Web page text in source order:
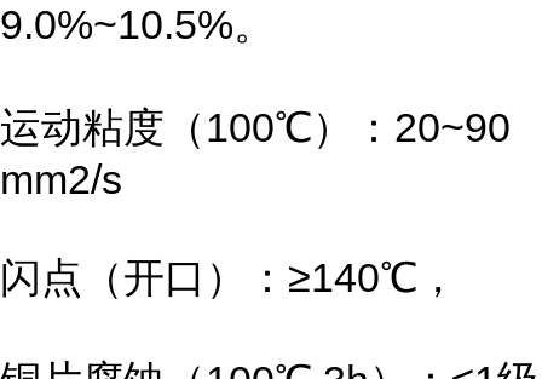
9.0%~10.5%。
运动粘度（100℃）：20~90
mm2/s
闪点（开口）：≥140℃，